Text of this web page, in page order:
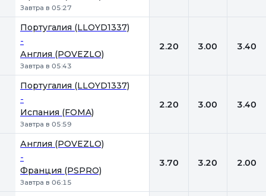
Завтра в 05:27
Португалия (LLOYD1337)
-
Англия (POVEZLO)
Завтра в 05:43
2.20 3.00 3.40
Португалия (LLOYD1337)
-
Испания (FOMA)
Завтра в 05:59
2.20 3.00 3.40
Англия (POVEZLO)
-
Франция (PSPRO)
Завтра в 06:15
3.70 3.20 2.00